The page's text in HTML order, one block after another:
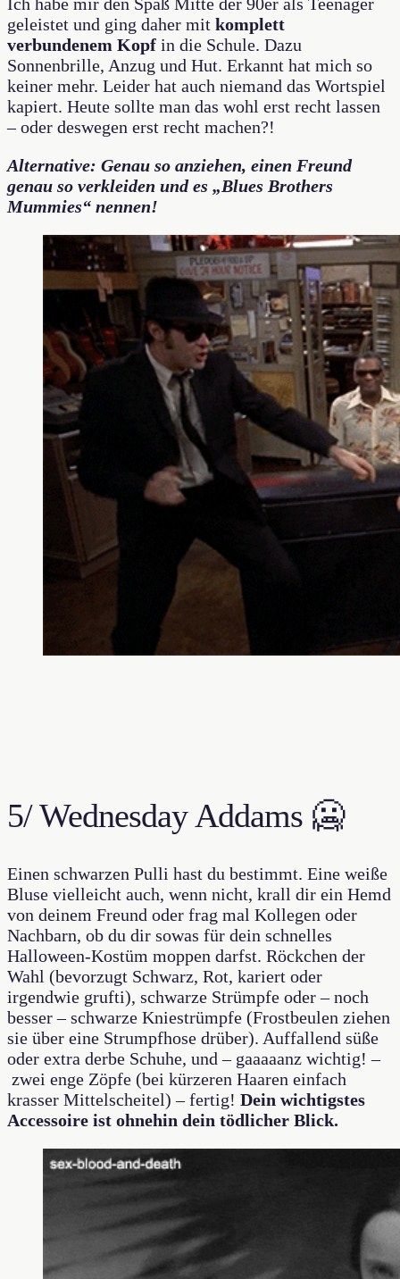
geleistet und ging daher mit komplett
verbundenem Kopf in die Schule. Dazu
Sonnenbrille, Anzug und Hut. Erkannt hat mich so
keiner mehr. Leider hat auch niemand das Wortspiel
kapiert. Heute sollte man das wohl erst recht lassen
– oder deswegen erst recht machen?!
Alternative: Genau so anziehen, einen Freund
genau so verkleiden und es „Blues Brothers
Mummies“ nennen!
5/ Wednesday Addams 🥶
Einen schwarzen Pulli hast du bestimmt. Eine weiße
Bluse vielleicht auch, wenn nicht, krall dir ein Hemd
von deinem Freund oder frag mal Kollegen oder
Nachbarn, ob du dir sowas für dein schnelles
Halloween-Kostüm moppen darfst. Röckchen der
Wahl (bevorzugt Schwarz, Rot, kariert oder
irgendwie grufti), schwarze Strümpfe oder – noch
besser – schwarze Kniestrümpfe (Frostbeulen ziehen
sie über eine Strumpfhose drüber). Auffallend süße
oder extra derbe Schuhe, und – gaaaaanz wichtig! –
zwei enge Zöpfe (bei kürzeren Haaren einfach
krasser Mittelscheitel) – fertig! Dein wichtigstes
Accessoire ist ohnehin dein tödlicher Blick.